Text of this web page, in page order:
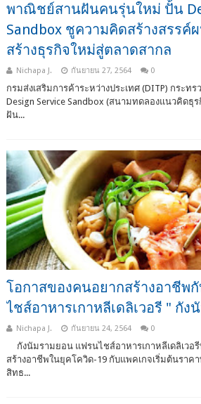
พาณิชย์สานฝันคนรุ่นใหม่ ปั้น
Sandbox ชูความคิดสร้างสรรค์
สร้างธุรกิจใหม่สู่ตลาดสากล
Nichapa J. กันยายน 27, 2564 0
กรมส่งเสริมการค้าระหว่างประเทศ (DITP) กระท
Design Service Sandbox (สนามทดลองแนวคิดธุ
ฝัน...
โอกาสของคนอยากสร้างอาชีพ
ไชส์อาหารเกาหลีเดลิเวอรี " กัง
Nichapa J. กันยายน 24, 2564 0
กังนัมรามยอน แฟรนไชส์อาหารเกาหลีเดลิเวอ
สร้างอาชีพในยุคโควิด-19 กับแพคเกจเริ่มต้นราคา
สิทธ...